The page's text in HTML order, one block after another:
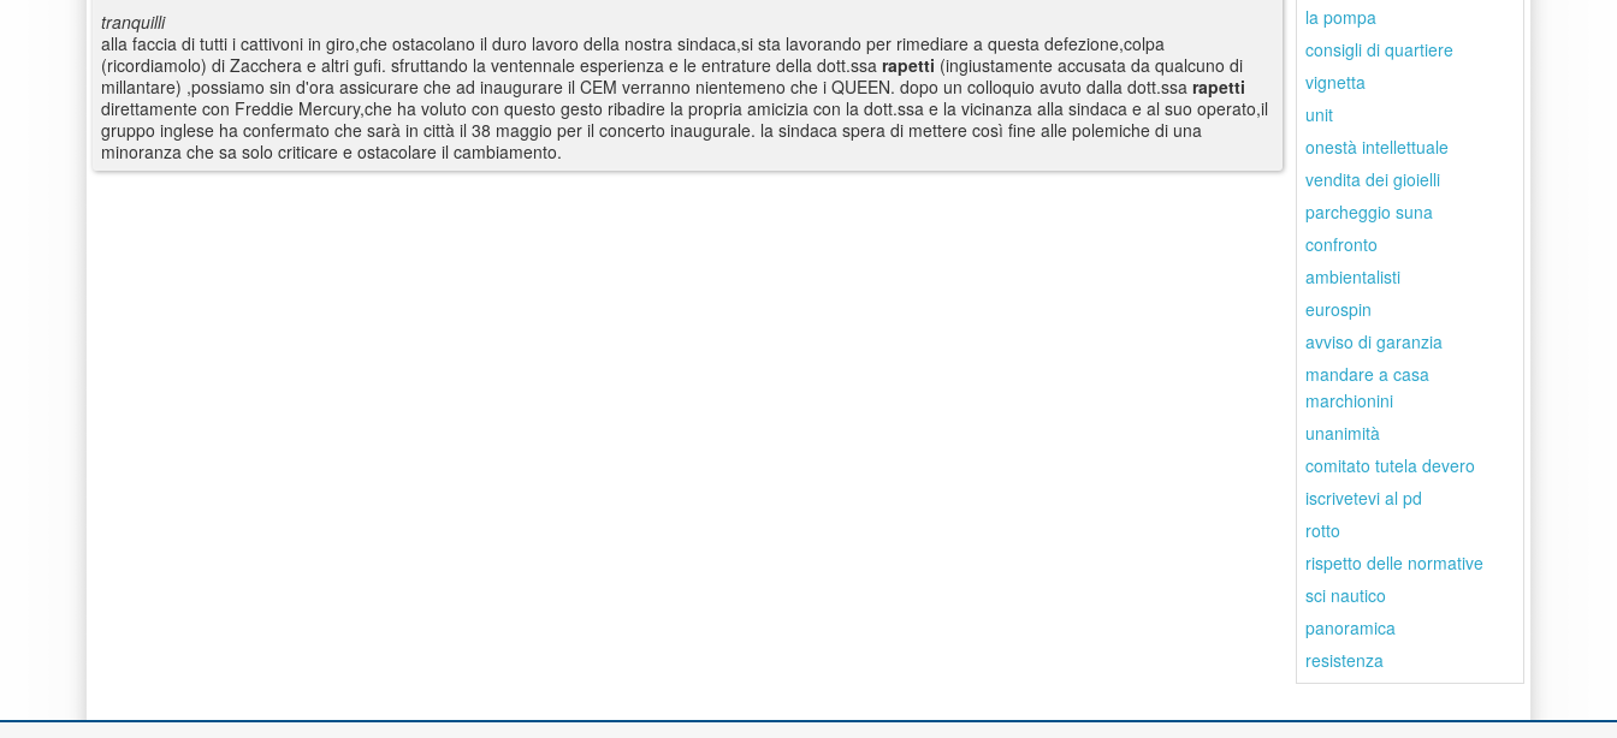
tranquilli
alla faccia di tutti i cattivoni in giro,che ostacolano il duro lavoro della nostra sindaca,si sta lavorando per rimediare a questa defezione,colpa
(ricordiamolo) di Zacchera e altri gufi. sfruttando la ventennale esperienza e le entrature della dott.ssa rapetti (ingiustamente accusata da qualcuno di
millantare) ,possiamo sin d'ora assicurare che ad inaugurare il CEM verranno nientemeno che i QUEEN. dopo un colloquio avuto dalla dott.ssa rapetti
direttamente con Freddie Mercury,che ha voluto con questo gesto ribadire la propria amicizia con la dott.ssa e la vicinanza alla sindaca e al suo operato,il
gruppo inglese ha confermato che sarà in città il 38 maggio per il concerto inaugurale. la sindaca spera di mettere così fine alle polemiche di una
minoranza che sa solo criticare e ostacolare il cambiamento.
la pompa
consigli di quartiere
vignetta
unit
onestà intellettuale
vendita dei gioielli
parcheggio suna
confronto
ambientalisti
eurospin
avviso di garanzia
mandare a casa
marchionini
unanimità
comitato tutela devero
iscrivetevi al pd
rotto
rispetto delle normative
sci nautico
panoramica
resistenza